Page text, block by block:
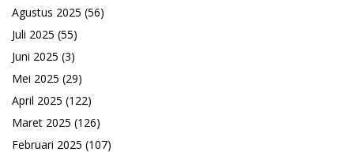
Agustus 2025 (56)
Juli 2025 (55)
Juni 2025 (3)
Mei 2025 (29)
April 2025 (122)
Maret 2025 (126)
Februari 2025 (107)